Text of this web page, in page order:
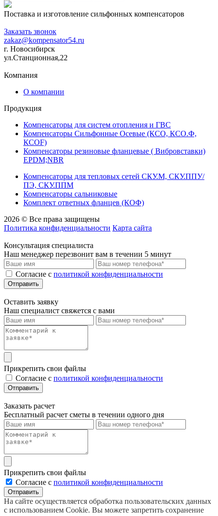
Поставка и изготовление сильфонных компенсаторов
Заказать звонок
zakaz@kompensator54.ru
г. Новосибирск
ул.Станционная,22
Компания
О компании
Продукция
Компенсаторы для систем отопления и ГВС
Компенсаторы Сильфонные Осевые (КСО, КСО.Ф,
КСОF)
Компенсаторы резиновые фланцевые ( Вибровставки)
EPDM;NBR
Компенсаторы для тепловых сетей СКУ.М, СКУ.ППУ/
ПЭ, СКУ.ППМ
Компенсаторы сальниковые
Комплект ответных фланцев (КОФ)
2026 © Все права защищены
Политика конфиденциальности Карта сайта
Консультация специалиста
Наш менеджер перезвонит вам в течении 5 минут
Cогласие с политикой конфиденциальности
Отправить
Оставить заявку
Наш специалист свяжется с вами
Прикрепить свои файлы
Cогласие с политикой конфиденциальности
Отправить
Заказать расчет
Бесплатный расчет сметы в течении одного дня
Прикрепить свои файлы
Cогласие с политикой конфиденциальности
Отправить
На сайте осуществляется обработка пользовательских данных
с использованием Cookie. Вы можете запретить сохранение